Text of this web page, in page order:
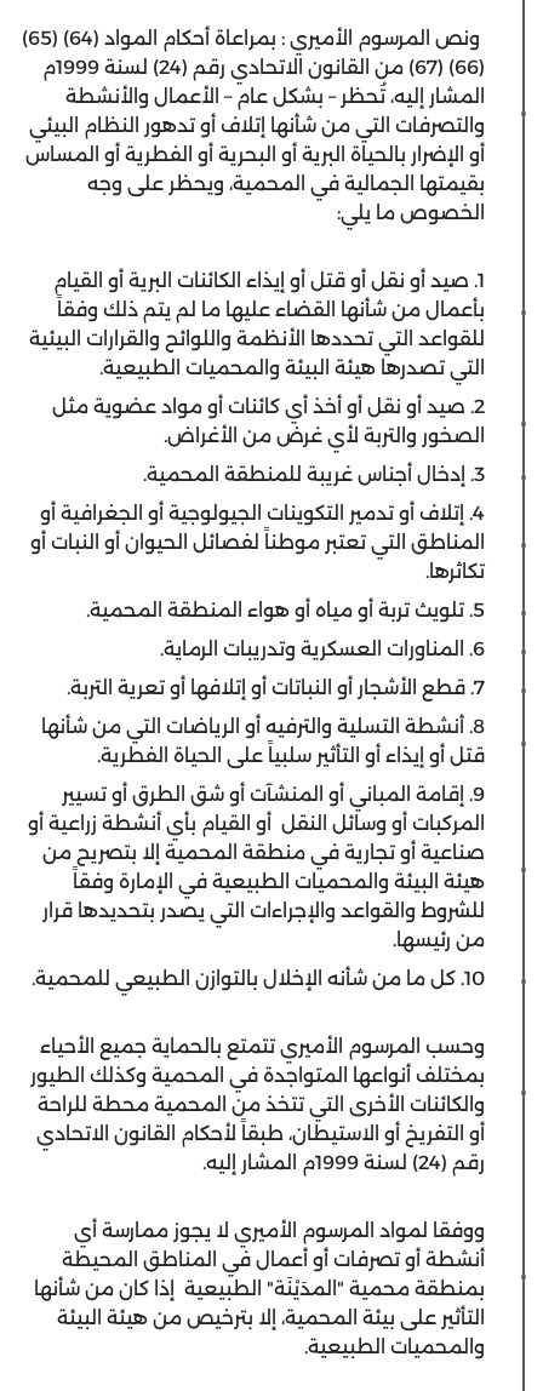
ونص المرسوم الأميري : بمراعاة أحكام المواد (64) (65)
(66) (67) من القانون الاتحادي رقم (24) لسنة 1999م
المشار إليه، تُحظر – بشكل عام – الأعمال والأنشطة
والتصرفات التي من شأنها إتلاف أو تدهور النظام البيئي
أو الإضرار بالحياة البرية أو البحرية أو الفطرية أو المساس
بقيمتها الجمالية في المحمية، ويحظر على وجه
الخصوص ما يلي:
1. صيد أو نقل أو قتل أو إيذاء الكائنات البرية أو القيام
بأعمال من شأنها القضاء عليها ما لم يتم ذلك وفقاً
للقواعد التي تحددها الأنظمة واللوائح والقرارات البيئية
التي تصدرها هيئة البيئة والمحميات الطبيعية.
2. صيد أو نقل أو أخذ أي كائنات أو مواد عضوية مثل
الصخور والتربة لأي غرض من الأغراض.
3. إدخال أجناس غريبة للمنطقة المحمية.
4. إتلاف أو تدمير التكوينات الجيولوجية أو الجغرافية أو
المناطق التي تعتبر موطناً لفصائل الحيوان أو النبات أو
تكاثرها.
5. تلويث تربة أو مياه أو هواء المنطقة المحمية.
6. المناورات العسكرية وتدريبات الرماية.
7. قطع الأشجار أو النباتات أو إتلافها أو تعرية التربة.
8. أنشطة التسلية والترفيه أو الرياضات التي من شأنها
قتل أو إيذاء أو التأثير سلبياً على الحياة الفطرية.
9. إقامة المباني أو المنشآت أو شق الطرق أو تسيير
المركبات أو وسائل النقل أو القيام بأي أنشطة زراعية أو
صناعية أو تجارية في منطقة المحمية إلا بتصريح من
هيئة البيئة والمحميات الطبيعية في الإمارة وفقاً
للشروط والقواعد والإجراءات التي يصدر بتحديدها قرار
من رئيسها.
10. كل ما من شأنه الإخلال بالتوازن الطبيعي للمحمية.
وحسب المرسوم الأميري تتمتع بالحماية جميع الأحياء
بمختلف أنواعها المتواجدة في المحمية وكذلك الطيور
والكائنات الأخرى التي تتخذ من المحمية محطة للراحة
أو التفريخ أو الاستيطان، طبقاً لأحكام القانون الاتحادي
رقم (24) لسنة 1999م المشار إليه.
ووفقا لمواد المرسوم الأميري لا يجوز ممارسة أي
أنشطة أو تصرفات أو أعمال في المناطق المحيطة
بمنطقة محمية "المدَيْنَة" الطبيعية إذا كان من شأنها
التأثير على بيئة المحمية، إلا بترخيص من هيئة البيئة
والمحميات الطبيعية.